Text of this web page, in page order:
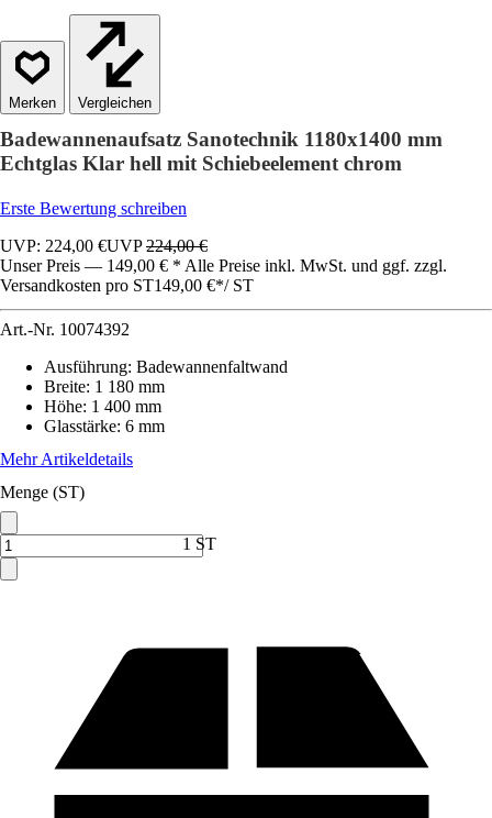
Vergleichen
Badewannenaufsatz Sanotechnik 1180x1400 mm
Echtglas Klar hell mit Schiebeelement chrom
Erste Bewertung schreiben
UVP: 224,00 €UVP224,00 €
Unser Preis — 149,00 € * Alle Preise inkl. MwSt. und ggf. zzgl.
Versandkosten pro ST149,00 €*/ ST
Art.-Nr. 10074392
Ausführung: Badewannenfaltwand
Breite: 1 180 mm
Höhe: 1 400 mm
Glasstärke: 6 mm
Mehr Artikeldetails
Menge (ST)
1 ST